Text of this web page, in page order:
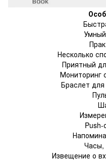
Несколько
Приятный
Мониторинг
Браслет
Часы,
Извещение о